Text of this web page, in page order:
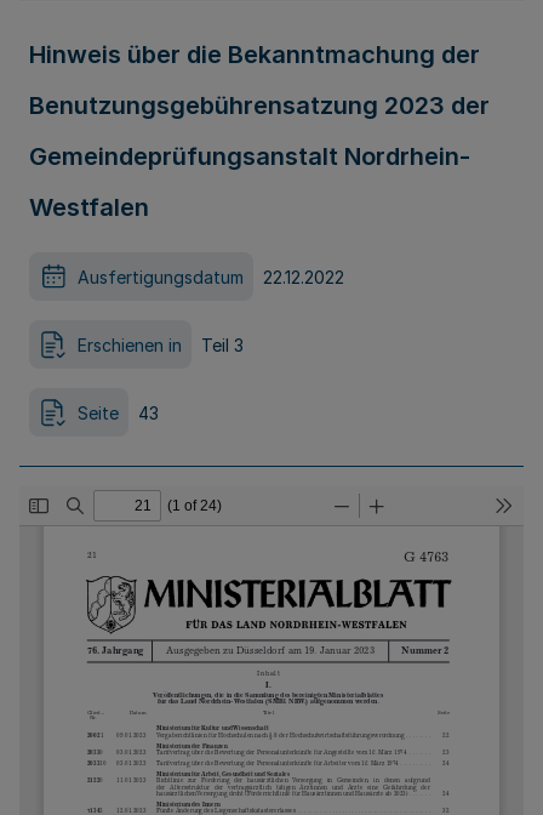
Hinweis über die Bekanntmachung der
Benutzungsgebührensatzung 2023 der
Gemeindeprüfungsanstalt Nordrhein-
Westfalen
Ausfertigungsdatum 22.12.2022
Erschienen in Teil 3
Seite 43